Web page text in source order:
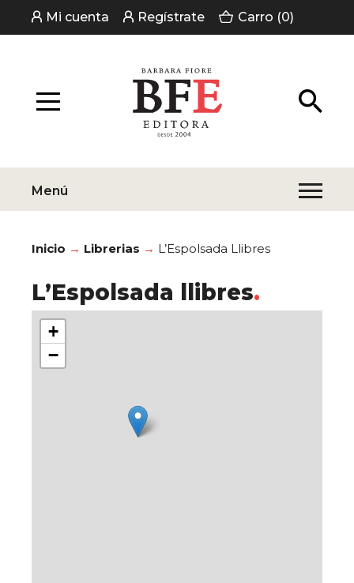
Mi cuenta Regístrate Carro (0)
Menú
Inicio Librerias L’Espolsada Llibres
L’Espolsada llibres
+
−